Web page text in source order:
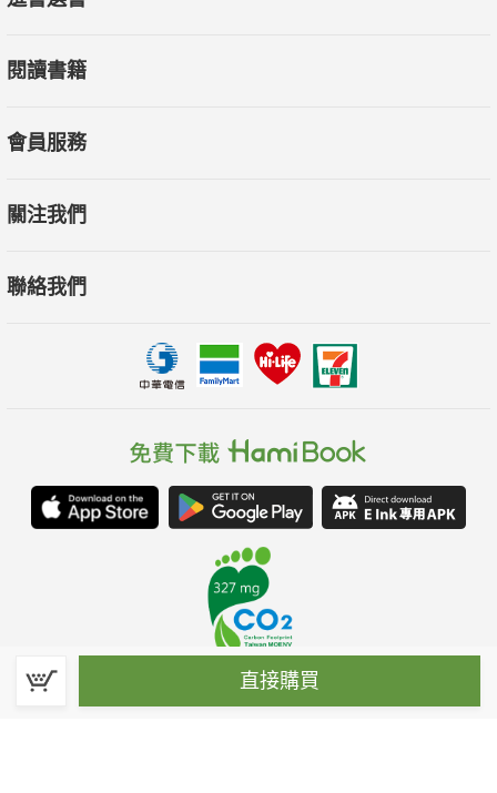
直接購買
閱讀書籍
會員服務
關注我們
聯絡我們